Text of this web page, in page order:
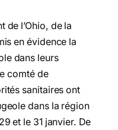
de l’Ohio, de la
en évidence la
dans leurs
comté de
sanitaires ont
dans la région
et le 31 janvier. De